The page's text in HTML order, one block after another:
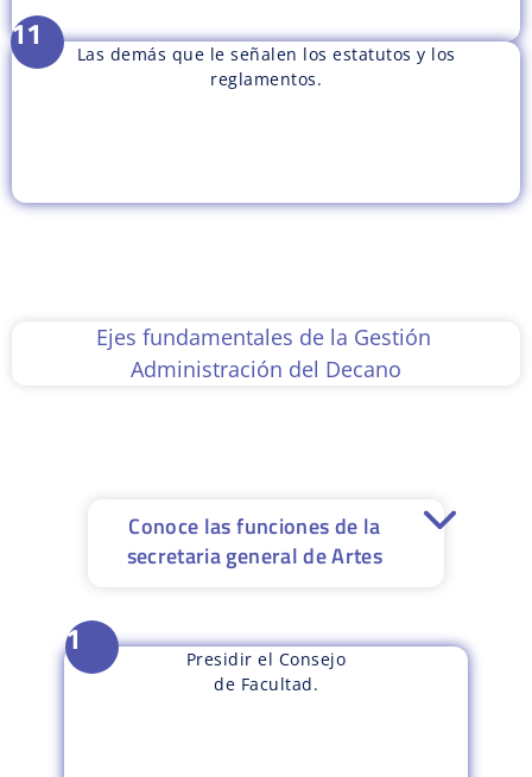
Ejes fundamentales de la Gestión
Administración del Decano
11
Las demás que le señalen los estatutos y los
reglamentos.
Conoce las funciones de la
secretaria general de Artes
1
Presidir el Consejo
de Facultad.